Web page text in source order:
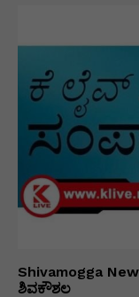
Shivamogga
ಶಿವಕೌಶಲ